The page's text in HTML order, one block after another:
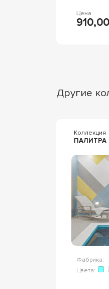
Цена
910,00
Другие
Коллекция
ПАЛИТРА
Фабрика:
Цвета: